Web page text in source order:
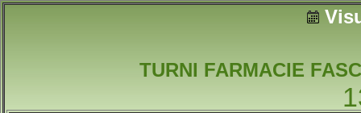
TURNI FARMACIE